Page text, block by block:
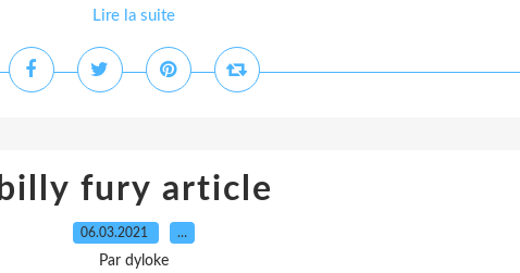
Lire la suite
billy fury article
06.03.2021 …
Par dyloke